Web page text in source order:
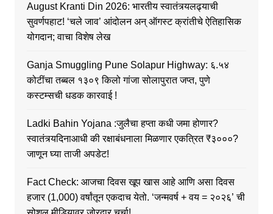
August Kranti Din 2026: भारतीय स्वातंत्र्यलढ्याची
सुवर्णपहाट! ‘चले जाव’ आंदोलन अन् ऑगस्ट क्रांतीचे ऐतिहासिक
योगदान; वाचा विशेष लेख
Ganja Smuggling Pune Solapur Highway: ६.५४
कोटींचा तब्बल १३०९ किलो गांजा सोलापुरात जप्त, पुणे
कस्टम्सची धडक कारवाई !
Ladki Bahin Yojana :जुलैचा हप्ता कधी जमा होणार?
स्वातंत्र्यदिनाआधी की रक्षाबंधनाला मिळणार एकत्रित ₹३०००?
जाणून घ्या ताजी अपडेट!
Fact Check: आजचा दिवस खूप खास आहे आणि असा दिवस
हजार (1,000) वर्षांतून एकदाच येतो. ‘जन्मवर्ष + वय = २०२६’ ची